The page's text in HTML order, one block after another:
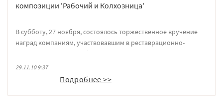
композиции 'Рабочий и Колхозница'
В субботу, 27 ноября, состоялось торжественное вручение
наград компаниям, участвовавшим в реставрационно-
"Рабочий и Колхозница". Компании ФОТОТЕХ медаль вручил
Вадим Церковников, руководитель авторского коллектива по
реставрации монумента «Рабочий и колхозница».
Награда добавлена в раздел
"Дипломы, медали и награды"
.
29.11.10 9:37
Подробнее >>